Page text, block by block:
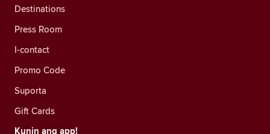
Destinations
Press Room
I-contact
Promo Code
Suporta
Gift Cards
Kunin ang app!